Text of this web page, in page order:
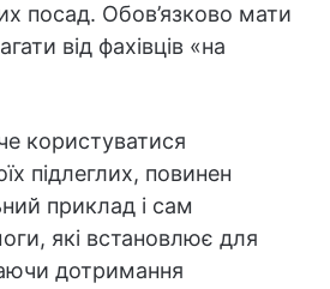
посад. Обов’язково мати
від фахівців «на
користуватися
підлеглих, повинен
приклад і сам
які встановлює для
дотримання